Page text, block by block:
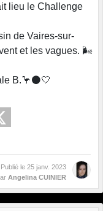
lieu le Challenge
de Vaires-sur-
et les vagues. 🌬️
B.🦩⚫🤍
Publié le 25 janv. 2023
Angelina CUINIER